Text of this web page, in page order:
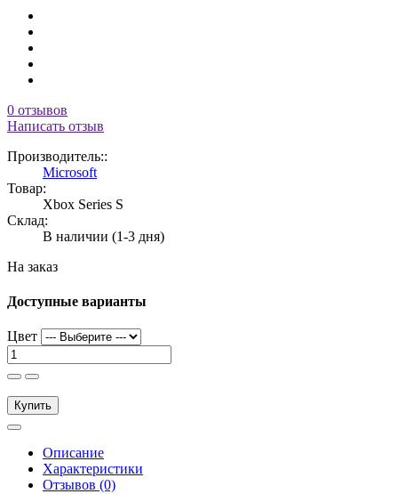
0 отзывов
Написать отзыв
Производитель::
Microsoft
Товар:
Xbox Series S
Склад:
В наличии (1-3 дня)
На заказ
Доступные варианты
Цвет
Купить
Описание
Характеристики
Отзывов (0)